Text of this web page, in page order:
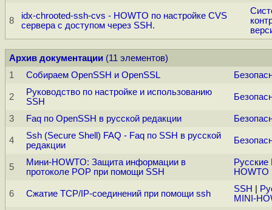
8
idx-chrooted-ssh-cvs - HOWTO по настройке CVS
сервера с доступом через SSH.
Архив документации (11 элементов)
1
Собираем OpenSSH и OpenSSL
2
Руководство по настройке и использованию
SSH
3 Faq по OpenSSH в русской редакции
4
Ssh (Secure Shell) FAQ - Faq по SSH в русской
редакции
5
Мини-HOWTO: Защита информации в
протоколе POP при помощи SSH
Русские
HOWTO
6 Сжатие TCP/IP-соединений при помощи ssh SSH
MINI-